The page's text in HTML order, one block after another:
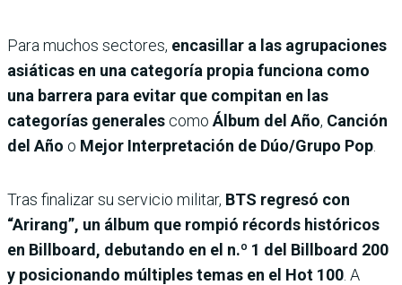
Para muchos sectores, encasillar a las agrupaciones
asiáticas en una categoría propia funciona como
una barrera para evitar que compitan en las
categorías generales como Álbum del Año, Canción
del Año o Mejor Interpretación de Dúo/Grupo Pop
Tras finalizar su servicio militar, BTS regresó con
“Arirang”, un álbum que rompió récords históricos
en Billboard, debutando en el n.º 1 del Billboard 200
y posicionando múltiples temas en el Hot 100 . A